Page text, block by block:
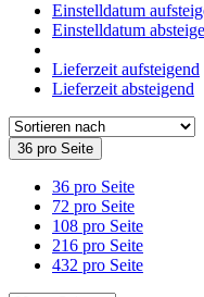
Einstelldatum
Einstelldatum
Lieferzeit aufsteigend
Lieferzeit absteigend
36 pro Seite
36 pro Seite
72 pro Seite
108 pro Seite
216 pro Seite
432 pro Seite